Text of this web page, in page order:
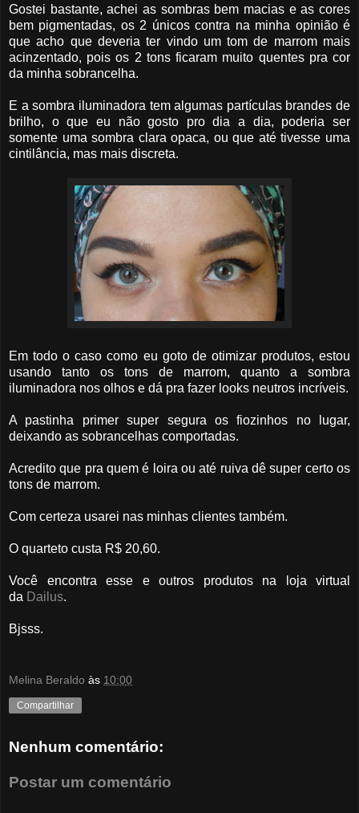
Gostei bastante, achei as sombras bem macias e as cores
bem pigmentadas, os 2 únicos contra na minha opinião é
que acho que deveria ter vindo um tom de marrom mais
acinzentado, pois os 2 tons ficaram muito quentes pra cor
da minha sobrancelha.
E a sombra iluminadora tem algumas partículas brandes de
brilho, o que eu não gosto pro dia a dia, poderia ser
somente uma sombra clara opaca, ou que até tivesse uma
cintilância, mas mais discreta.
Em todo o caso como eu goto de otimizar produtos, estou
usando tanto os tons de marrom, quanto a sombra
iluminadora nos olhos e dá pra fazer looks neutros incríveis.
A pastinha primer super segura os fiozinhos no lugar,
deixando as sobrancelhas comportadas.
Acredito que pra quem é loira ou até ruiva dê super certo os
tons de marrom.
Com certeza usarei nas minhas clientes também.
O quarteto custa R$ 20,60.
Você encontra esse e outros produtos na loja virtual
da Dailus.
Bjsss.
Melina Beraldo às 10:00
Compartilhar
Nenhum comentário:
Postar um comentário